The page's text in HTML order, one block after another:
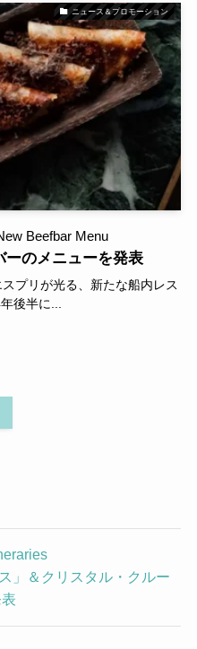
ニュース＆プロモーション
Beefbar Menu
ーのメニューを発表
プリが光る、新たな船内レス
後半に...
」＆クリスタル・クルー